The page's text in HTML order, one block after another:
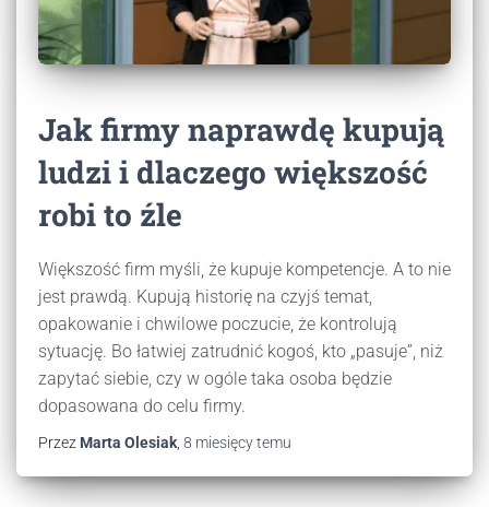
Jak firmy naprawdę kupują
ludzi i dlaczego większość
robi to źle
Większość firm myśli, że kupuje kompetencje. A to nie
jest prawdą. Kupują historię na czyjś temat,
opakowanie i chwilowe poczucie, że kontrolują
sytuację. Bo łatwiej zatrudnić kogoś, kto „pasuje”, niż
zapytać siebie, czy w ogóle taka osoba będzie
dopasowana do celu firmy.
Przez Marta Olesiak 8 miesięcytemu